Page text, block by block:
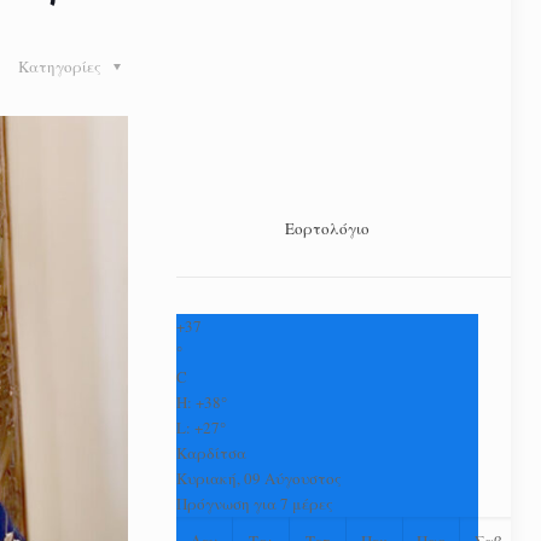
Κατηγορίες
Εορτολόγιο
+37
°
C
H:+38°
L:+27°
Καρδίτσα
Κυριακή, 09 Αύγουστος
Πρόγνωση για 7 μέρες